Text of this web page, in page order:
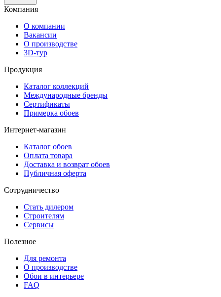
Компания
О компании
Вакансии
О производстве
3D-тур
Продукция
Каталог коллекций
Международные бренды
Сертификаты
Примерка обоев
Интернет-магазин
Каталог обоев
Оплата товара
Доставка и возврат обоев
Публичная оферта
Сотрудничество
Стать дилером
Строителям
Сервисы
Полезное
Для ремонта
О производстве
Обои в интерьере
FAQ